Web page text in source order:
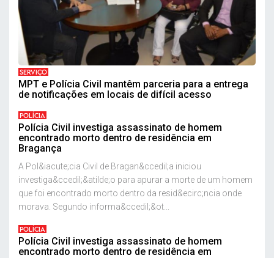
SERVIÇO
MPT e Polícia Civil mantêm parceria para a entrega
de notificações em locais de difícil acesso
POLÍCIA
Polícia Civil investiga assassinato de homem
encontrado morto dentro de residência em
Bragança
A Pol&iacute;cia Civil de Bragan&ccedil;a iniciou
investiga&ccedil;&atilde;o para apurar a morte de um homem
que foi encontrado morto dentro da resid&ecirc;ncia onde
morava. Segundo informa&ccedil;&ot...
POLÍCIA
Polícia Civil investiga assassinato de homem
encontrado morto dentro de residência em